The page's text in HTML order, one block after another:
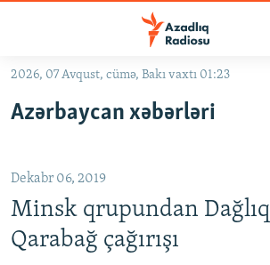
Əsas
qayıt
qayıt
Axtarışa
keçFƏRQƏ BAX
QANUNI DOĞRU
2026, 07 Avqust, cümə, Bakı vaxtı 01:23
Azərbaycan xəbərləri
Dekabr 06, 2019
Minsk qrupundan Dağlıq
Qarabağ çağırışı